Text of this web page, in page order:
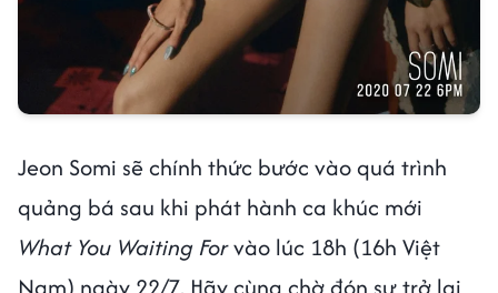
Jeon Somi sẽ chính thức bước vào quá trình
quảng bá sau khi phát hành ca khúc mới
What You Waiting Forvào lúc 18h (16h Việt